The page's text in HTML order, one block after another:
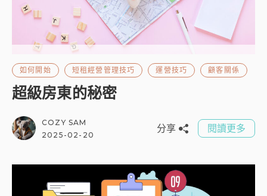
如何開始 短租經營管理技巧 運營技巧 顧客關係
超級房東的秘密
COZY SAM
2025-02-20
分享 閱讀更多